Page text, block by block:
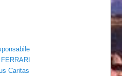
Caritas